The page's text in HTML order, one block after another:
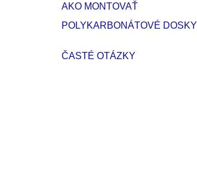
AKO MONTOVAŤ
POLYKARBONÁTOVÉ DOSKY
ČASTÉ OTÁZKY